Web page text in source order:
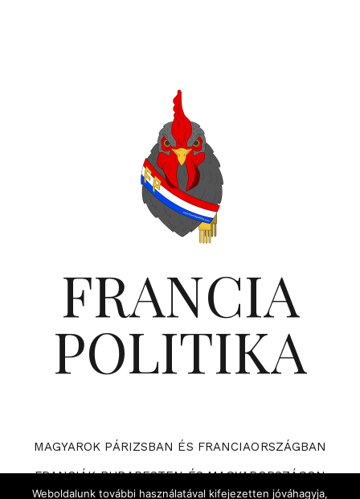
FRANCIA
POLITIKA
MAGYAROK PÁRIZSBAN ÉS FRANCIAORSZÁGBAN
FRANCIÁK BUDAPESTEN ÉS MAGYARORSZÁGON
Weboldalunk további használatával kifejezetten jóváhagyja,